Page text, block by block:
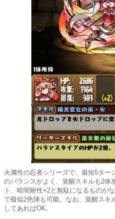
火属性の忍者シリーズで、最短5タ
のバランスがよく、覚醒スキルも2体
ト、暗闇耐性×2と無駄になるものが
で擬似2色陣も可能。なお、覚醒スキ
してあればOK。